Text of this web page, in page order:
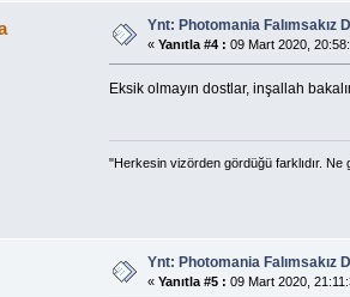
Ynt: Photomania Falımsakız
« Yanıtla #4 : 09 Mart 2020,
Eksik olmayın dostlar, inşallah
"Herkesin vizörden gördüğü farklıdır.
Ynt: Photomania Falımsakız
« Yanıtla #5 : 09 Mart 2020,